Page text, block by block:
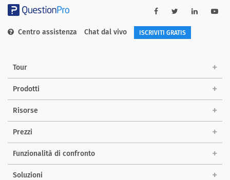
Centro assistenza Chat dal vivo ISCRIVITI GRATIS
Tour
Prodotti
Risorse
Prezzi
Funzionalità di confronto
Soluzioni